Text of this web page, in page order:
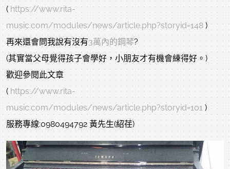
( https://www.rita-
music.com/modules/news/article.php?storyid=148 )
再來還會問我說有沒有3萬內的鋼琴?
(其實當父母覺得孩子會學好，小朋友才有機會練得好。)
歡迎參閱此文章
( https://www.rita-
music.com/modules/news/article.php?storyid=101 )
服務專線:0980494792 黃先生(紹荏)